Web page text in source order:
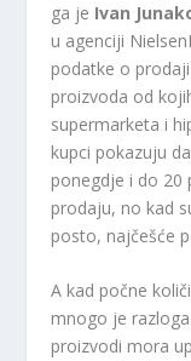
ga je Ivan
u agenciji
podatke o
proizvoda od
supermarketa i
kupci pokazuju da
ponegdje i do 20
prodaju, no kad
posto, najčešće
A kad počne
mnogo je
proizvodi mora